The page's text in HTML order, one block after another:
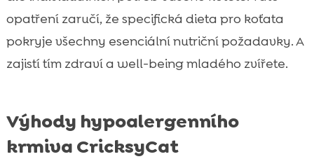
opatření zaručí, že specifická dieta pro koťata
pokryje všechny esenciální nutriční požadavky. A
zajistí tím zdraví a well-being mladého zvířete.
Výhody hypoalergenního
krmiva CricksyCat